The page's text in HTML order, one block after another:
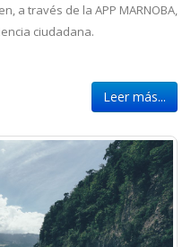
a través de la APP MARNOBA,
ciudadana.
Leer más...